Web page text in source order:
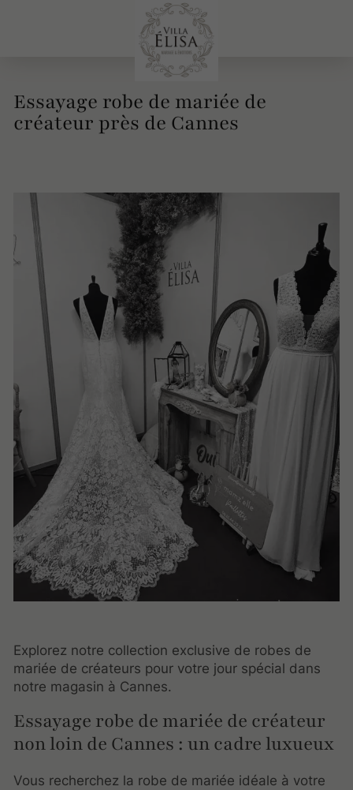
Essayage robe de mariée de
créateur près de Cannes
Explorez notre collection exclusive de robes de
mariée de créateurs pour votre jour spécial dans
notre magasin à Cannes.
Essayage robe de mariée de créateur
non loin de Cannes : un cadre luxueux
Vous recherchez la robe de mariée idéale à votre